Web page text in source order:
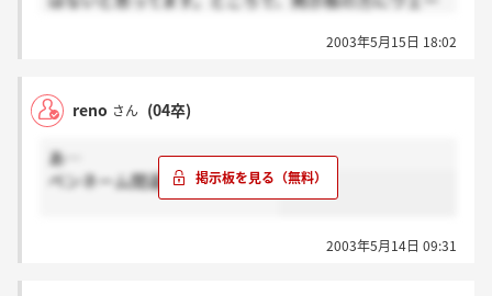
したが、、私も不安です。何か情報知ってるかた、教
さん（土日が休みじゃないって事について→土日はど
こも混むので平日休みは結構すいてて遊びに行くには
平日休みで友達と休み合わせて遊んでますよ！）
2003年5月15日 18:02
reno さん (04卒)
あ…
ペンネーム間違えました…（笑
2003年5月14日 09:31